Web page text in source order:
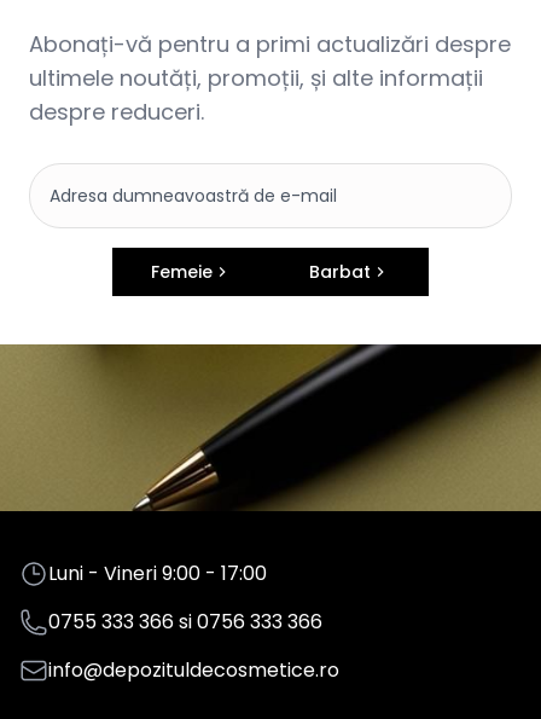
Abonați-vă pentru a primi actualizări despre
ultimele noutăți, promoții, și alte informații
despre reduceri.
Femeie Barbat
Luni - Vineri 9:00 - 17:00
0755 333 366si0756 333 366
info@depozituldecosmetice.ro